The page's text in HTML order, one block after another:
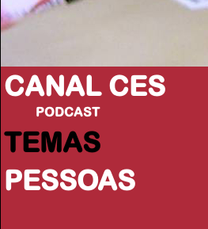
CANAL CES
PODCAST
TEMAS
PESSOAS